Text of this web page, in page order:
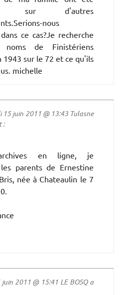
sur d'autres
nous
ce cas?Je recherche
de Finistériens
1943 sur le 72 et ce qu'ils
michelle
15 juin 2011 @ 13:43 Tulasne
:
en ligne, je
parents de Ernestine
née à Chateaulin le 7
2011 @ 15:41 LE BOSQ a